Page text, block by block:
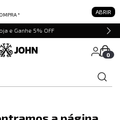
* ABRIR
e Ganhe 5% OFF
0